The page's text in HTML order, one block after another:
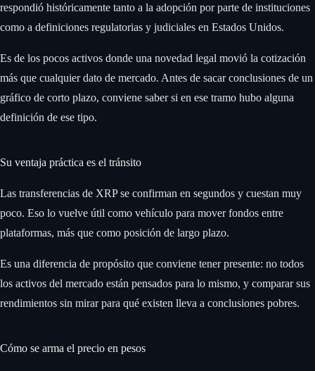
respondió históricamente tanto a la adopción por parte de instituciones
como a definiciones regulatorias y judiciales en Estados Unidos.
Es de los pocos activos donde una novedad legal movió la cotización
más que cualquier dato de mercado. Antes de sacar conclusiones de un
gráfico de corto plazo, conviene saber si en ese tramo hubo alguna
definición de ese tipo.
Su ventaja práctica es el tránsito
Las transferencias de XRP se confirman en segundos y cuestan muy
poco. Eso lo vuelve útil como vehículo para mover fondos entre
plataformas, más que como posición de largo plazo.
Es una diferencia de propósito que conviene tener presente: no todos
los activos del mercado están pensados para lo mismo, y comparar sus
rendimientos sin mirar para qué existen lleva a conclusiones pobres.
Cómo se arma el precio en pesos